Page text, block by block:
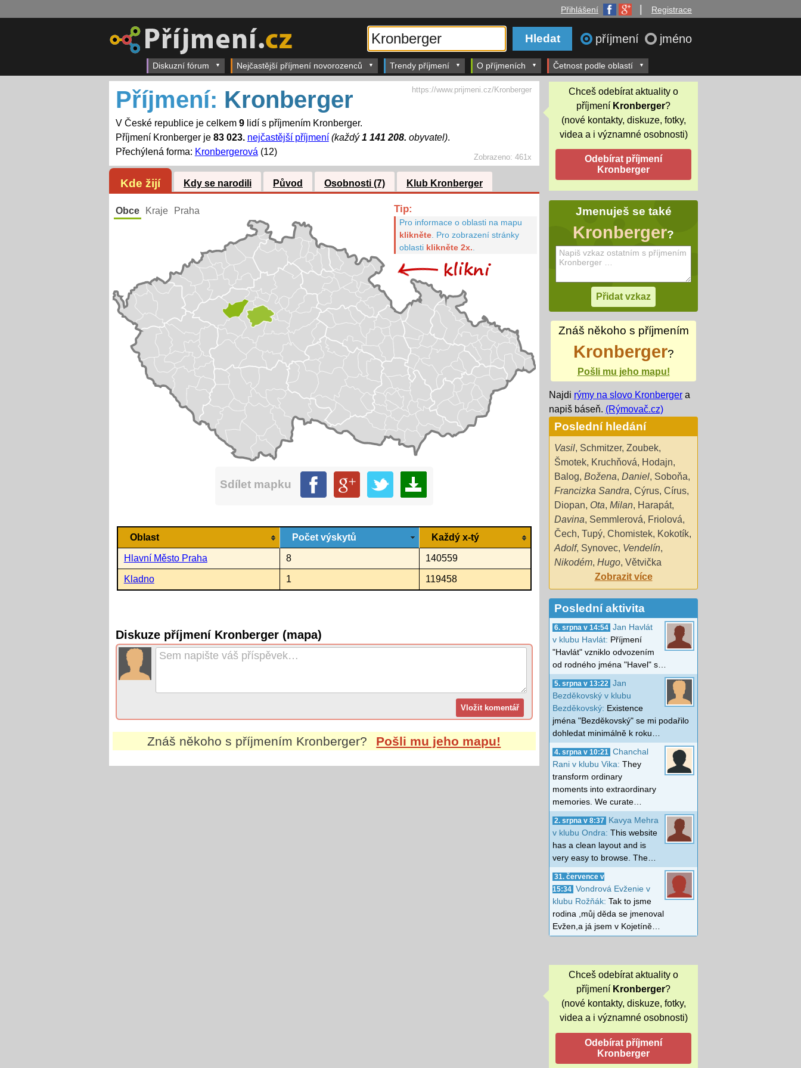
Přihlášení Registrace
příjmení jméno
Diskuzní fórum Nejčastější příjmení novorozenců Trendy příjmení O příjmeních Četnost podle oblastí
Zobrazeno:461x
Příjmení: Kronberger
V České republice je celkem 9lidí s příjmením Kronberger.
Příjmení Kronberger je 83 023. nejčastější příjmení (každý1 141 208. obyvatel).
Přechýlená forma: Kronbergerová (12)
https://www.prijmeni.cz/Kronberger
Kde žijí Kdy se narodili Původ Osobnosti (7) Klub Kronberger
Obce Kraje Praha Tip:
Pro informace o oblasti na mapu
klikněte. Pro zobrazení stránky
oblasti klikněte 2x.
Sdílet mapku
Oblast Počet výskytů Každý x-tý
Hlavní Město Praha 8 140559
Kladno 1 119458
Diskuze příjmení Kronberger (mapa)
Znáš někoho s příjmením Kronberger? Pošli mu jeho mapu!
Chceš odebírat aktuality o
příjmení Kronberger?
(nové kontakty, diskuze, fotky,
videa a i významné osobnosti)
Jmenuješ se také
Kronberger?
Znáš někoho s příjmením
Kronberger?
Pošli mu jeho mapu!
Najdi rýmy na slovo Kronberger a
napiš báseň. (Rýmovač.cz)
Poslední hledání
Vasil, Schmitzer, Zoubek,
Šmotek, Kruchňová, Hodajn,
Balog, Božena, Daniel, Soboňa,
Francizka Sandra, Cýrus, Círus,
Diopan, Ota, Milan, Harapát,
Davina, Semmlerová, Friolová,
Čech, Tupý, Chomistek, Kokotík,
Adolf, Synovec, Vendelín,
Nikodém, Hugo, Větvička
Zobrazit více
Poslední aktivita
6. srpna v 14:54 Jan Havlát
v klubu Havlát: Příjmení
"Havlát" vzniklo odvozením
od rodného jména "Havel" s…
5. srpna v 13:22
Jan
Bezděkovský v klubu
Bezděkovský: Existence
jména "Bezděkovský" se mi podařilo
dohledat minimálně k roku…
4. srpna v 10:21
Chanchal
Rani v klubu Vika: They
transform ordinary
moments into extraordinary
memories. We curate…
2. srpna v 8:37
Kavya Mehra
v klubu Ondra: This website
has a clean layout and is
very easy to browse. The…
31. července v
15:34 Vondrová Evženie v
klubu Rožňák: Tak to jsme
rodina ,můj děda se jmenoval
Evžen,a já jsem v Kojetíně…
Chceš odebírat aktuality o
příjmení Kronberger?
(nové kontakty, diskuze, fotky,
videa a i významné osobnosti)